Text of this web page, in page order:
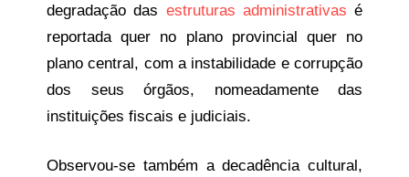
degradação das estruturas administrativas é
reportada quer no plano provincial quer no
plano central, com a instabilidade e corrupção
dos seus órgãos, nomeadamente das
instituições fiscais e judiciais.
Observou-se também a decadência cultural,